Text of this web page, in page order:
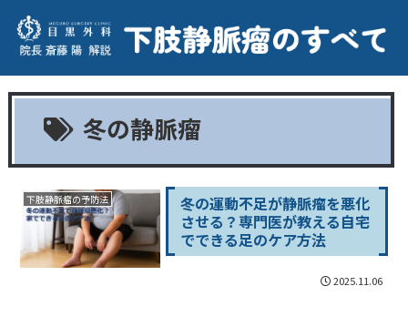
冬の静脈瘤
下肢静脈瘤の予防法
冬の運動不足が静脈瘤を悪化
させる？専門医が教える自宅
でできる足のケア方法
2025.11.06